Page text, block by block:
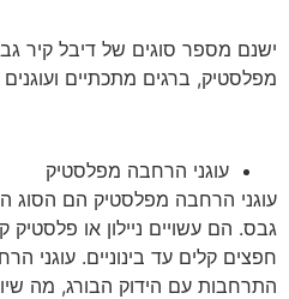
ישנם מספר סוגים של דיבל קיר
מפלסטיק, ברגים מתכתיים ועוגנים
עוגני הרחבה מפלסטיק
עוגני הרחבה מפלסטיק הם הסוג
גבס. הם עשויים ניילון או
חפצים קלים עד בינוניים. עוגני
התרחבות עם הידוק הבורג, מה